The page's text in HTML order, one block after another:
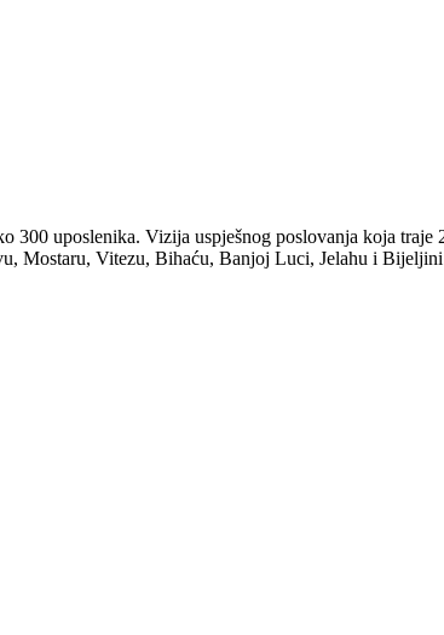
uposlenika. Vizija uspješnog poslovanja koja traje
Mostaru, Vitezu, Bihaću, Banjoj Luci, Jelahu i